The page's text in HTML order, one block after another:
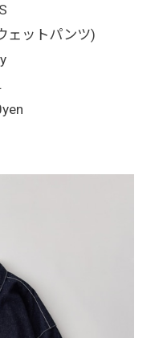
ェットパンツ)